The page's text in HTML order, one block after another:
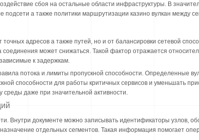
сбоя на остальные области инфраструктуры. В
подсети а также политики маршрутизации казино вулкан между
адресов а также путей, но и от балансировки сетевой
может снижаться. Такой фактор отражается
к задержкам.
потока и лимиты пропускной способности. Определенные
способности для работы критичных сервисов и уменьшать
даже при значительной активности.
Внутри документе можно записывать идентификаторы узлов,
отдельных сегментов. Такая информация помогает